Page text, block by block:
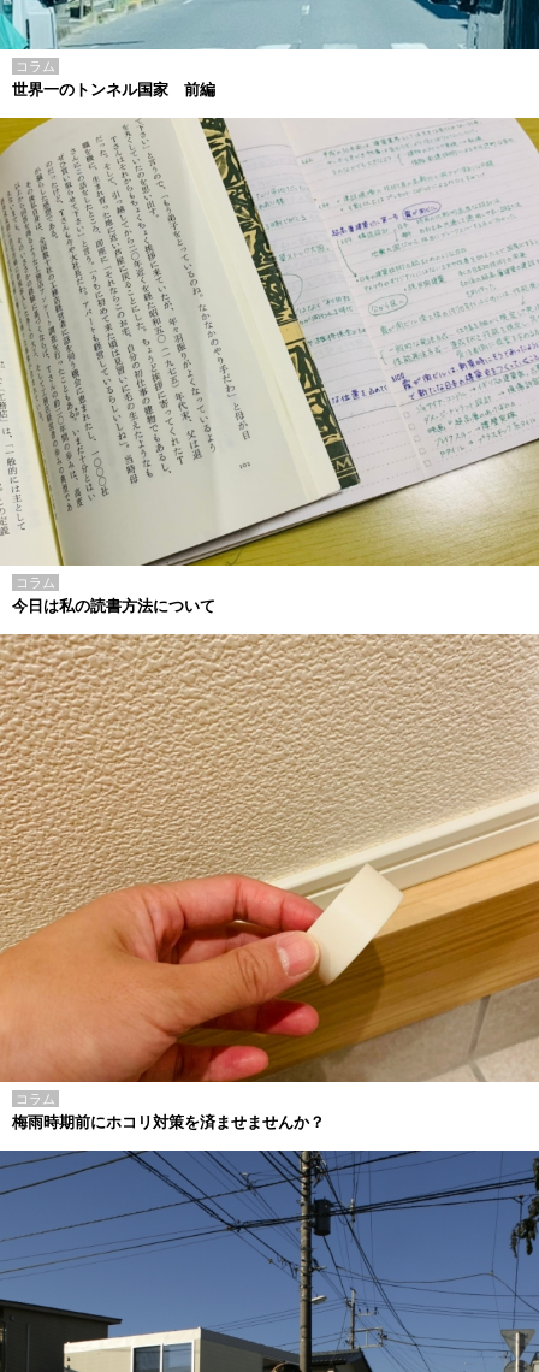
コラム
世界一のトンネル国家 前編
コラム
今日は私の読書方法について
コラム
梅雨時期前にホコリ対策を済ませませんか？